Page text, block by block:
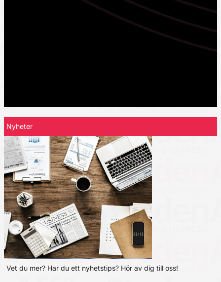
Nyheter
Vet du mer? Har du ett nyhetstips? Hör av dig till oss!